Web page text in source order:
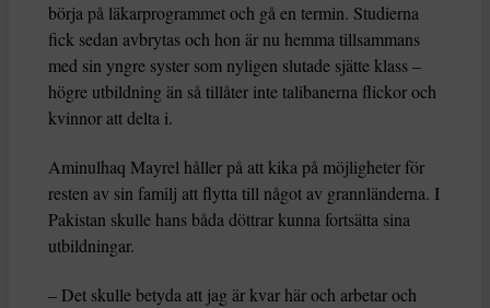
börja på läkarprogrammet och gå en termin. Studierna
fick sedan avbrytas och hon är nu hemma tillsammans
med sin yngre syster som nyligen slutade sjätte klass –
högre utbildning än så tillåter inte talibanerna flickor och
kvinnor att delta i.
Aminulhaq Mayrel håller på att kika på möjligheter för
resten av sin familj att flytta till något av grannländerna. I
Pakistan skulle hans båda döttrar kunna fortsätta sina
utbildningar.
– Det skulle betyda att jag är kvar här och arbetar och